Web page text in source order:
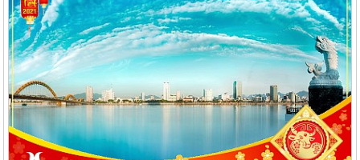
và lớn nhất được tổ chức ở Việt Nam. Pháo hoa sẽ được bắn vào 5 tối
thứ Bảy các ngày 29.4, 20.5, 27.5, 3.6 và 24.6. Tại sống Hàn, khách
thăm quan có thể ngắm những màn pháo hoa đẹp nhất. Điều này tạo nên
sự độc đáo và vô cùng đặc biệt trong hành trình khám phá Đà Nẵng lần
này!